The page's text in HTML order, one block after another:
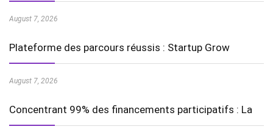
August 7, 2026
Plateforme des parcours réussis : Startup Grow
August 7, 2026
Concentrant 99% des financements participatifs : La